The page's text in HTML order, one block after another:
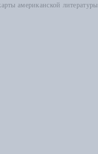
американской литературы